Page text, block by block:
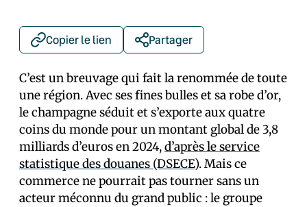
Copier le lien Partager
C’est un breuvage qui fait la renommée de toute
une région. Avec ses fines bulles et sa robe d’or,
le champagne séduit et s’exporte aux quatre
coins du monde pour un montant global de 3,8
milliards d’euros en 2024,d’après le service
statistique des douanes (DSECE). Mais ce
commerce ne pourrait pas tourner sans un
acteur méconnu du grand public : le groupe